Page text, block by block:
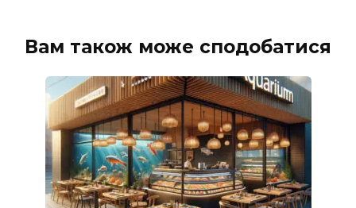
Вам також може сподобатися